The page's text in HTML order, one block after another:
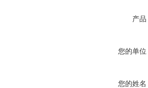
产品
您的单位
您的姓名